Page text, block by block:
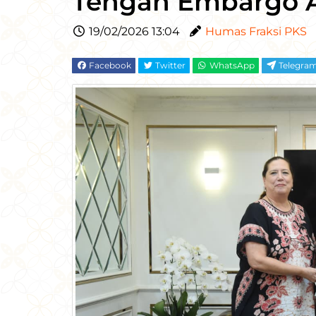
19/02/2026 13:04 Humas Fraksi PKS
Facebook Twitter WhatsApp